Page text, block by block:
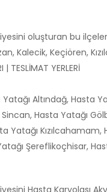
oluşturan bu
Kalecik, Keçiören,
| TESLİMAT YERLERİ
Altındağ, Hasta
Hasta Yatağı
Yatağı
Şereflikoçhisar,
Hasta Karyolası